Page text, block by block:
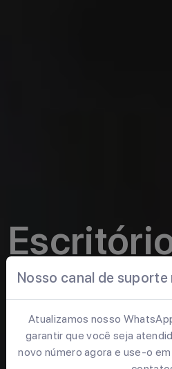
em
Nosso canal de suporte
Atualizamos nosso
garantir que você seja
novo número agora e use-o